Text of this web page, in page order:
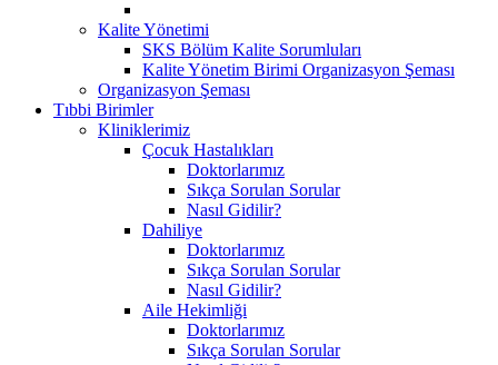
Kalite Yönetimi
SKS Bölüm Kalite Sorumluları
Kalite Yönetim Birimi Organizasyon Şeması
Organizasyon Şeması
Tıbbi Birimler
Kliniklerimiz
Çocuk Hastalıkları
Doktorlarımız
Sıkça Sorulan Sorular
Nasıl Gidilir?
Dahiliye
Doktorlarımız
Sıkça Sorulan Sorular
Nasıl Gidilir?
Aile Hekimliği
Doktorlarımız
Sıkça Sorulan Sorular